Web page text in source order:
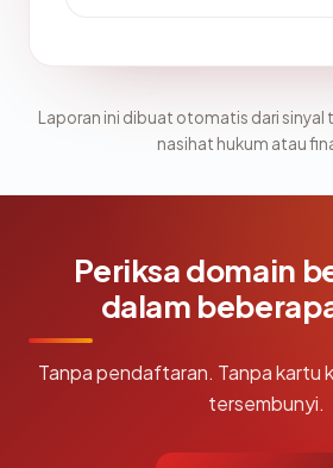
Laporan ini dibuat otomatis dari sinyal
nasihat hukum atau
Periksa domain
dalam
Tanpa pendaftaran. Tanpa kartu
tersembunyi.